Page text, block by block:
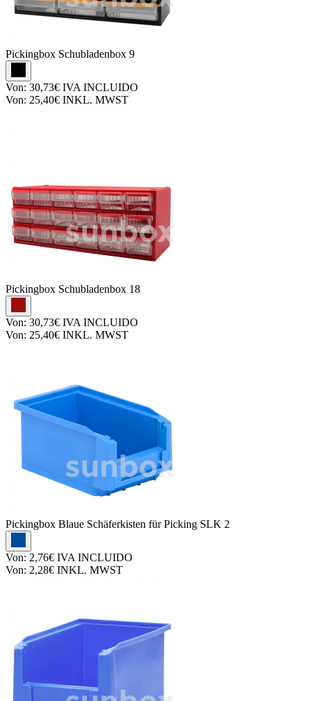
Pickingbox Schubladenbox 9
Von: 30,73€ IVA INCLUIDO
Von: 25,40€ INKL. MWST
Pickingbox Schubladenbox 18
Von: 30,73€ IVA INCLUIDO
Von: 25,40€ INKL. MWST
Pickingbox Blaue Schäferkisten für Picking SLK 2
Von: 2,76€ IVA INCLUIDO
Von: 2,28€ INKL. MWST